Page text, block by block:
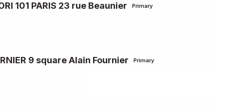
101 PARIS 23 rue Beaunier Primary
9 square Alain Fournier Primary